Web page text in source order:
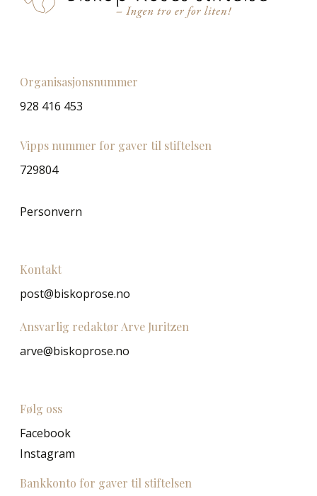
Organisasjonsnummer
928 416 453
Vipps nummer for gaver til stiftelsen
729804
Personvern
Kontakt
post@biskoprose.no
Ansvarlig redaktør Arve Juritzen
arve@biskoprose.no
Følg oss
Facebook
Instagram
Bankkonto for gaver til stiftelsen